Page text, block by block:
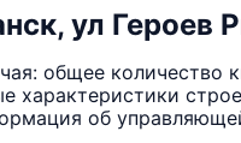
ул Героев
общее количество
об